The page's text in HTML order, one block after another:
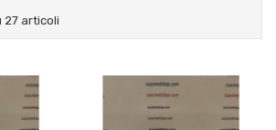
27 articoli